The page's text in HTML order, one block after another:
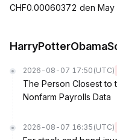
CHF0.00060372 den
2026-08-07 17:50 (UTC)
The Person Closest to
Nonfarm Payrolls Data
2026-08-07 16:35 (UTC)